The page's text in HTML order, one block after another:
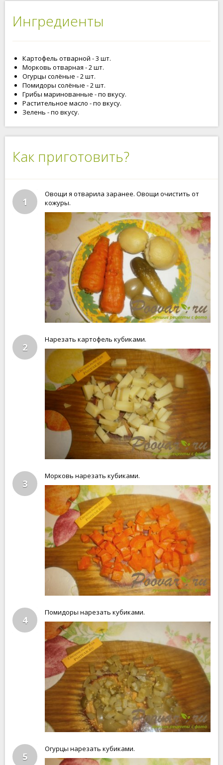
Ингредиенты
Картофель отварной - 3 шт.
Морковь отварная - 2 шт.
Огурцы солёные - 2 шт.
Помидоры солёные - 2 шт.
Грибы маринованные - по вкусу.
Растительное масло - по вкусу.
Зелень - по вкусу.
Как приготовить?
1
Овощи я отварила заранее. Овощи очистить от
кожуры.
2
Нарезать картофель кубиками.
3
Морковь нарезать кубиками.
4
Помидоры нарезать кубиками.
5
Огурцы нарезать кубиками.